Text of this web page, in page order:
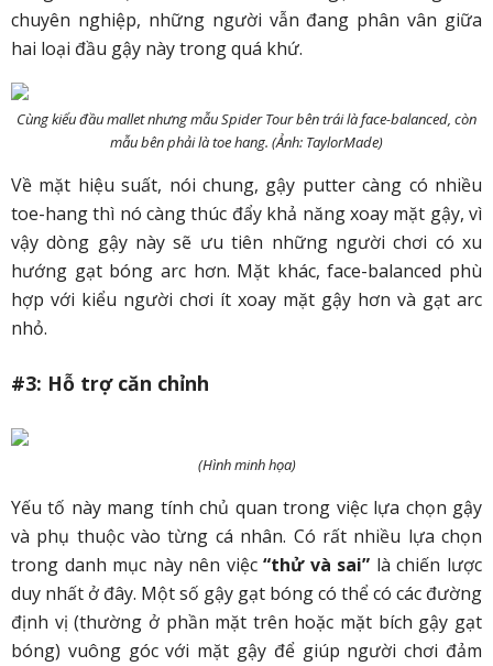
chuyên nghiệp, những người vẫn đang phân vân giữa
hai loại đầu gậy này trong quá khứ.
Cùng kiểu đầu mallet nhưng mẫu Spider Tour bên trái là face-balanced, còn
mẫu bên phải là toe hang. (Ảnh: TaylorMade)
Về mặt hiệu suất, nói chung, gậy putter càng có nhiều
toe-hang thì nó càng thúc đẩy khả năng xoay mặt gậy, vì
vậy dòng gậy này sẽ ưu tiên những người chơi có xu
hướng gạt bóng arc hơn. Mặt khác, face-balanced phù
hợp với kiểu người chơi ít xoay mặt gậy hơn và gạt arc
nhỏ.
#3: Hỗ trợ căn chỉnh
(Hình minh họa)
Yếu tố này mang tính chủ quan trong việc lựa chọn gậy
và phụ thuộc vào từng cá nhân. Có rất nhiều lựa chọn
trong danh mục này nên việc“thử và sai” là chiến lược
duy nhất ở đây. Một số gậy gạt bóng có thể có các đường
định vị (thường ở phần mặt trên hoặc mặt bích gậy gạt
bóng) vuông góc với mặt gậy để giúp người chơi đảm